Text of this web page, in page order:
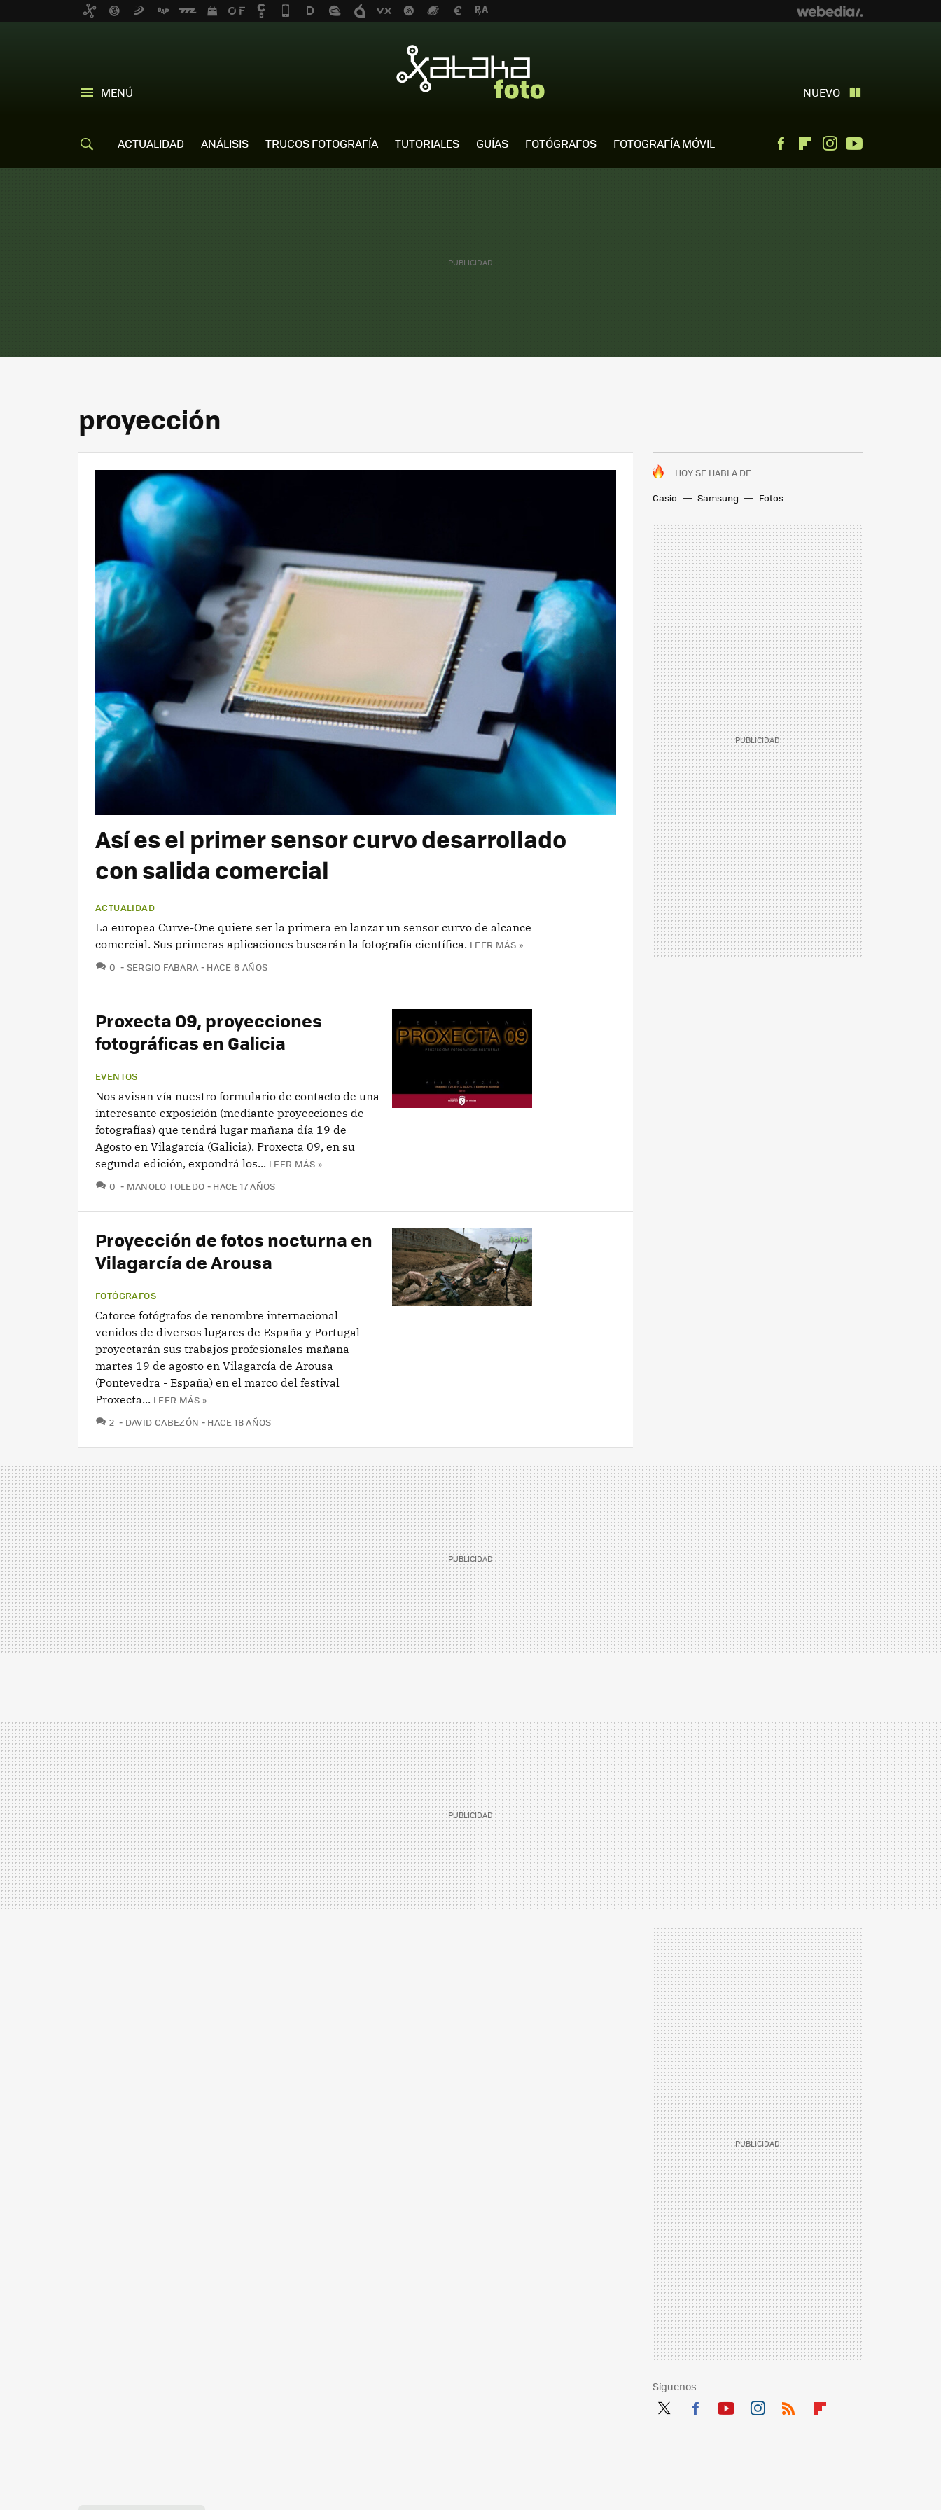
MENÚ NUEVO
ACTUALIDAD ANÁLISIS TRUCOS FOTOGRAFÍA TUTORIALES GUÍAS FOTÓGRAFOS FOTOGRAFÍA MÓVIL FacebookFlipboardInstagram
proyección
HOY SE HABLA DE
Casio
Samsung Fotos
Así es el primer sensor curvo desarrollado
con salida comercial
ACTUALIDAD
La europea Curve-One quiere ser la primera en lanzar un sensor curvo de alcance
comercial. Sus primeras aplicaciones buscarán la fotografía científica. LEER MÁS »
0 COMENTARIOS
SERGIO FABARA HACE 6 AÑOS
Proxecta 09, proyecciones
fotográficas en Galicia
EVENTOS
Nos avisan vía nuestro formulario de contacto de una
interesante exposición (mediante proyecciones de
fotografías) que tendrá lugar mañana día 19 de
Agosto en Vilagarcía (Galicia). Proxecta 09, en su
segunda edición, expondrá los... LEER MÁS »
0 COMENTARIOS
MANOLO TOLEDO HACE 17 AÑOS
Proyección de fotos nocturna en
Vilagarcía de Arousa
FOTÓGRAFOS
Catorce fotógrafos de renombre internacional
venidos de diversos lugares de España y Portugal
proyectarán sus trabajos profesionales mañana
martes 19 de agosto en Vilagarcía de Arousa
(Pontevedra - España) en el marco del festival
Proxecta... LEER MÁS »
2 COMENTARIOS
DAVID CABEZÓN HACE 18 AÑOS
Síguenos